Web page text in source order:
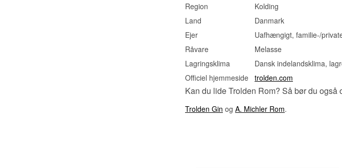
Region
Kolding
Land
Danmark
Ejer
Uafhængigt, familie-/
Råvare
Melasse
Lagringsklima
Dansk indelandsklima,
Officiel hjemmeside trolden.com
Kan du lide Trolden Rom? Så bør du også
Trolden Gin og A. Michler Rom.